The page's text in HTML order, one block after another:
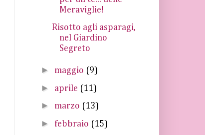
Meraviglie!
Risotto agli asparagi,
nel Giardino
Segreto
► maggio (9)
► aprile (11)
► marzo (13)
► febbraio (15)